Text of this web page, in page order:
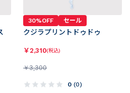
30%OFF セール
クジラプリントドゥドゥ
￥2,310(税込)
￥3,300
0 (0)